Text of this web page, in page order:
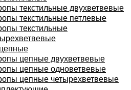
текстильные двухветвевые
текстильные петлевые
текстильные
цепные двухветвевые
цепные одноветвевые
цепные четырехветвевые